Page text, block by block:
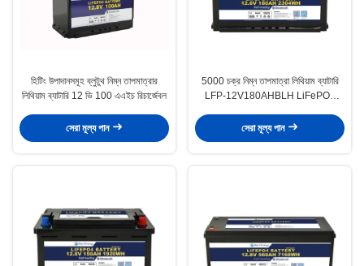
হিটিং উপাদানসমূহ ব্লুটুথ নিম্ন তাপমাত্রার
লিথিয়াম ব্যাটারি 12 ভি 100 এএইচ রিচার্জেবল
সেরা মূল্য পান
5000 চক্র নিম্ন তাপমাত্রা লিথিয়াম ব্যাটারি
LFP-12V180AHBLH LiFePO4
সেরা মূল্য পান